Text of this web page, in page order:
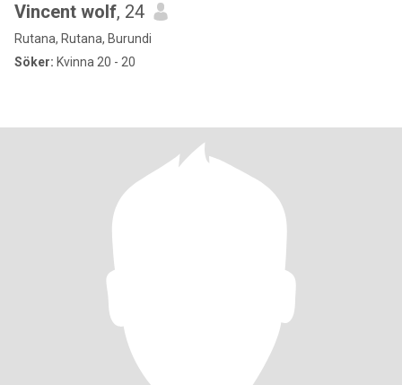
Vincent wolf, 24
Rutana, Rutana, Burundi
Söker: Kvinna 20 - 20